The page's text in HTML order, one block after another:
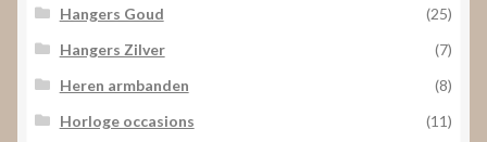
Hangers Goud
(25)
Hangers Zilver
(7)
Heren armbanden
(8)
Horloge occasions
(11)